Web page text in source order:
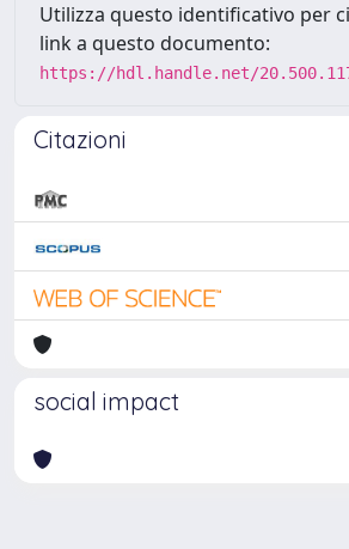
Utilizza questo identificativo per
link a questo documento:
https://hdl.handle.net/
Citazioni
social impact